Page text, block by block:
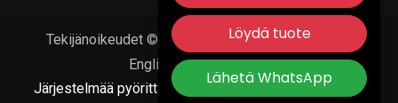
Löydä tuote
Lähetä WhatsApp
Tekijänoikeudet © Porvoon Työkalu & Tarvike Oy
English (US)
|
Suomi
Järjestelmää pyörittää
- Numero #1 Avoimen